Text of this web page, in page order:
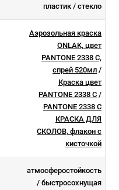
пластик / стекло
Аэрозольная краска
ONLAK, цвет
PANTONE 2338 C,
спрей 520мл /
Краска цвет
PANTONE 2338 C /
PANTONE 2338 C
КРАСКА ДЛЯ
СКОЛОВ, флакон с
кисточкой
атмосферостойкоcть
/ быстросохнущая